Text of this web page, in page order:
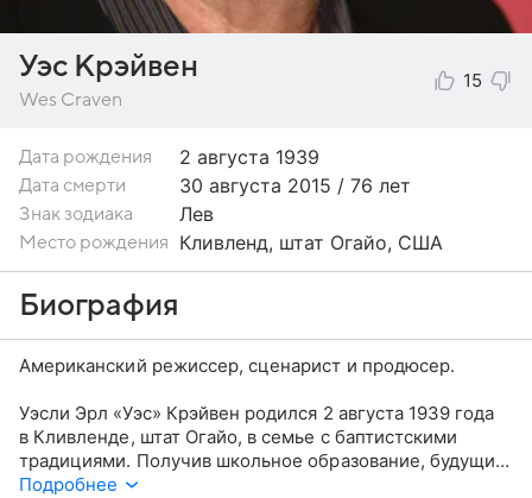
Уэс Крэйвен
Wes Craven
15
Дата рождения 2 августа 1939
Дата смерти 30 августа 2015 / 76 лет
Знак зодиака Лев
Место рождения Кливленд, штат Огайо, США
Биография
Американский режиссер, сценарист и продюсер.
Уэсли Эрл «Уэс» Крэйвен родился 2 августа 1939 года
в Кливленде, штат Огайо, в семье с баптистскими
традициями. Получив школьное образование, будущий
режиссер поступил в христианский колледж Уитона
Подробнее